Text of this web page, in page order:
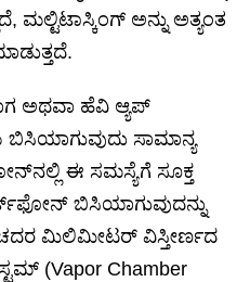
ಮಲ್ಟಿಟಾಸ್ಕಿಂಗ್ ಅನ್ನು ಅತ್ಯಂತ
ಅಥವಾ ಹೆವಿ ಆ್ಯಪ್
ಸಾಮಾನ್ಯ
ಈ ಸಮಸ್ಯೆಗೆ ಸೂಕ್ತ
ಬಿಸಿಯಾಗುವುದನ್ನು
ಮಿಲಿಮೀಟರ್ ವಿಸ್ತೀರ್ಣದ
(Vapor Chamber